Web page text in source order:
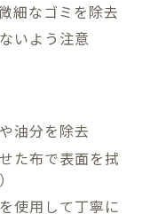
細なゴミを除去
いよう注意
油分を除去
た布で表面を拭
使用して丁寧に